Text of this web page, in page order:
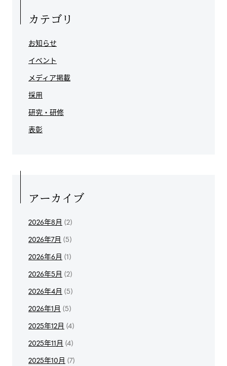
カテゴリ
お知らせ
イベント
メディア掲載
採用
研究・研修
表彰
アーカイブ
2026年8月 (2)
2026年7月 (5)
2026年6月 (1)
2026年5月 (2)
2026年4月 (5)
2026年1月 (5)
2025年12月 (4)
2025年11月 (4)
2025年10月 (7)